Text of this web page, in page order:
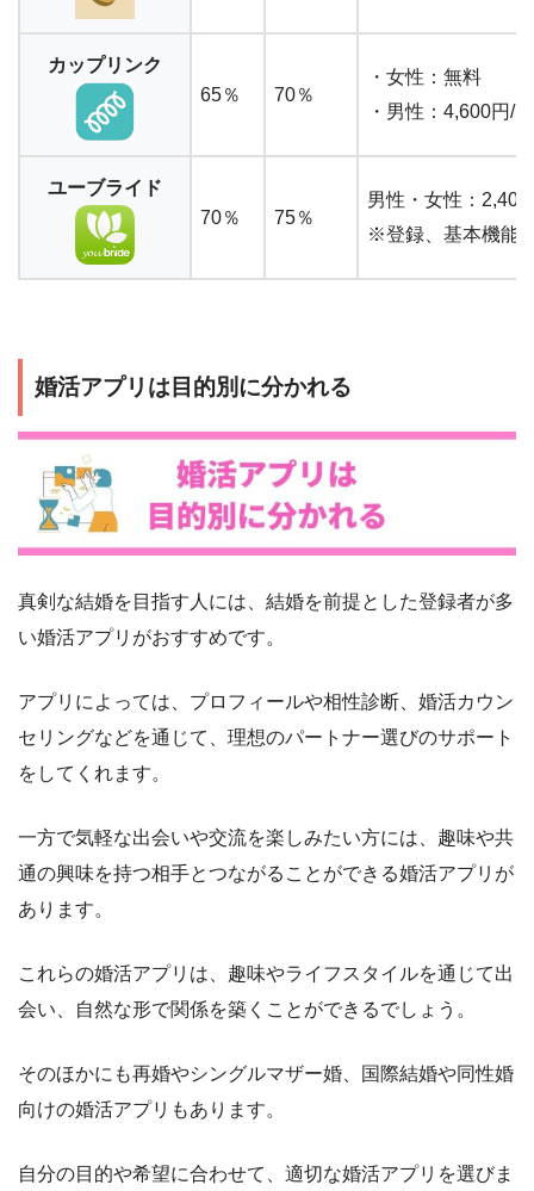
カップリンク
65％
70％
・女性：無料
・男性：4,600円/
ユーブライド
70％
75％
男性・女性：
※登録、基本機能
婚活アプリは目的別に分かれる
真剣な結婚を目指す人には、結婚を前提とした登録者が多
い婚活アプリがおすすめです。
アプリによっては、プロフィールや相性診断、婚活カウン
セリングなどを通じて、理想のパートナー選びのサポート
をしてくれます。
一方で気軽な出会いや交流を楽しみたい方には、趣味や共
通の興味を持つ相手とつながることができる婚活アプリが
あります。
これらの婚活アプリは、趣味やライフスタイルを通じて出
会い、自然な形で関係を築くことができるでしょう。
そのほかにも再婚やシングルマザー婚、国際結婚や同性婚
向けの婚活アプリもあります。
自分の目的や希望に合わせて、適切な婚活アプリを選びま